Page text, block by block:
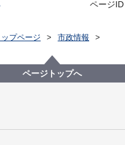
ページ
プページ
市政情報
ＧＲＥＥＮ×ＥＸＰＯ推進局の紹介
ＧＲＥＥＮ×ＥＸＰＯ推進局の組織
GREEN×EXPO推進局 脱炭素マ
ページトップへ